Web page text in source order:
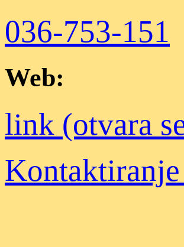
036-753-151
Web:
link (otvara